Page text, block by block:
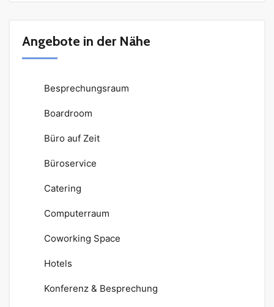
Angebote in der Nähe
Besprechungsraum
Boardroom
Büro auf Zeit
Büroservice
Catering
Computerraum
Coworking Space
Hotels
Konferenz & Besprechung